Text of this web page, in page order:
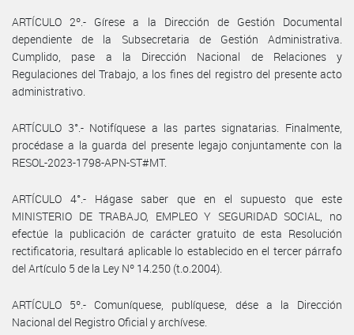
ARTÍCULO 2º.- Gírese a la Dirección de Gestión Documental
dependiente de la Subsecretaria de Gestión Administrativa.
Cumplido, pase a la Dirección Nacional de Relaciones y
Regulaciones del Trabajo, a los fines del registro del presente acto
administrativo.
ARTÍCULO 3°.- Notifíquese a las partes signatarias. Finalmente,
procédase a la guarda del presente legajo conjuntamente con la
RESOL-2023-1798-APN-ST#MT.
ARTÍCULO 4°.- Hágase saber que en el supuesto que este
MINISTERIO DE TRABAJO, EMPLEO Y SEGURIDAD SOCIAL, no
efectúe la publicación de carácter gratuito de esta Resolución
rectificatoria, resultará aplicable lo establecido en el tercer párrafo
del Artículo 5 de la Ley Nº 14.250 (t.o.2004).
ARTÍCULO 5º.- Comuníquese, publíquese, dése a la Dirección
Nacional del Registro Oficial y archívese.